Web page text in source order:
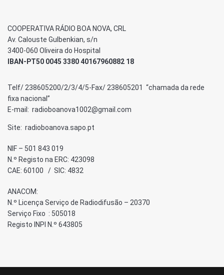
COOPERATIVA RÁDIO BOA NOVA, CRL
Av. Calouste Gulbenkian, s/n
3400-060 Oliveira do Hospital
IBAN-PT50 0045 3380 40167960882 18
Telf/ 238605200/2/3/4/5-Fax/ 238605201 “chamada da rede
fixa nacional”
E-mail: radioboanova1002@gmail.com
Site: radioboanova.sapo.pt
NIF – 501 843 019
N.º Registo na ERC: 423098
CAE: 60100 / SIC: 4832
ANACOM:
N.º Licença Serviço de Radiodifusão – 20370
Serviço Fixo : 505018
Registo INPI N.º 643805